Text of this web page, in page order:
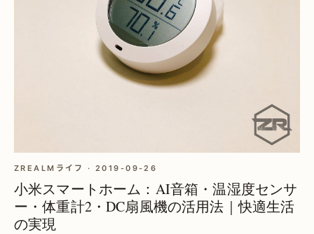
ZREALMライフ · 2019-09-26
小米スマートホーム：AI音箱・温湿度センサ
ー・体重計2・DC扇風機の活用法｜快適生活
の実現